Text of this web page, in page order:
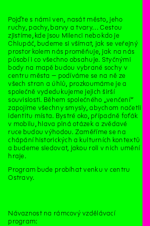
Pojďte s námi ven, nasát město, jeho
ruchy, pachy, barvy a tvary… Cestou
zjistíme, kde jsou Milenci nebo kdo je
Chlupáč, budeme si všímat, jak se veřejný
prostor kolem nás proměňuje, jak na nás
působí i co všechno obsahuje. Styčnými
body na mapě budou vybrané sochy v
centru města – podíváme se na ně ze
všech stran a úhlů, prozkoumáme je a
společně vydedukujeme jejich širší
souvislosti. Během společného „venčení“
zapojíme všechny smysly, abychom načetli
identitu místa. Bystré oko, případně foťák
v mobilu, hlava plná otázek a zvědavé
ruce budou výhodou. Zaměříme se na
chápání historických a kulturních kontextů
a budeme sledovat, jakou roli v nich umění
hraje.
Program bude probíhat venku v centru
Ostravy.
Návaznost na rámcový vzdělávací
program: